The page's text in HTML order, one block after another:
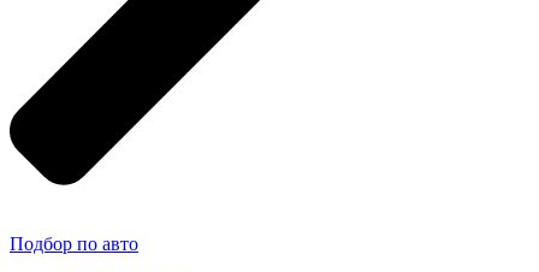
Подбор по авто